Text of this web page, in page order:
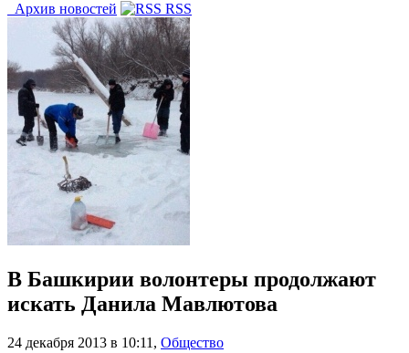
Архив новостей
RSS
В Башкирии волонтеры продолжают
искать Данила Мавлютова
24 декабря 2013 в 10:11 , Общество